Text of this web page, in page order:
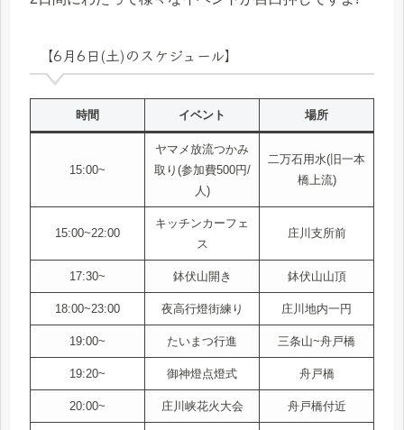
【6月6日(土)のスケジュール】
時間 イベント 場所
15:00~
ヤマメ放流つかみ
取り(参加費500円/
人)
二万石用水(旧一本
橋上流)
15:00~22:00
キッチンカーフェ
ス
庄川支所前
17:30~ 鉢伏山開き 鉢伏山山頂
18:00~23:00 夜高行燈街練り 庄川地内一円
19:00~ たいまつ行進 三条山~舟戸橋
19:20~ 御神燈点燈式 舟戸橋
20:00~ 庄川峡花火大会 舟戸橋付近